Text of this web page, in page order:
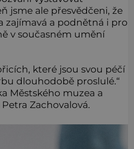
jsme ale přesvědčeni, že
zajímavá a podnětná i pro
v současném umění
které jsou svou péčí
dlouhodobě proslulé.“
Městského muzea a
Zachovalová.